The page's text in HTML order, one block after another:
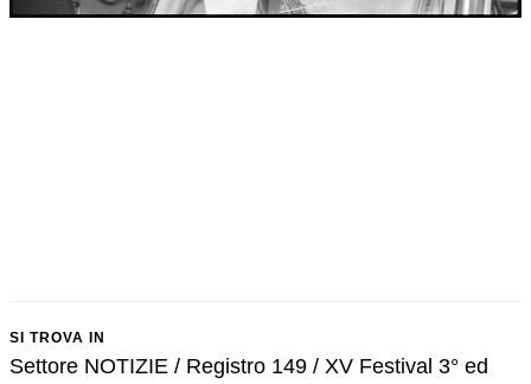
SI TROVA IN
Settore NOTIZIE / Registro 149 / XV Festival 3° ed